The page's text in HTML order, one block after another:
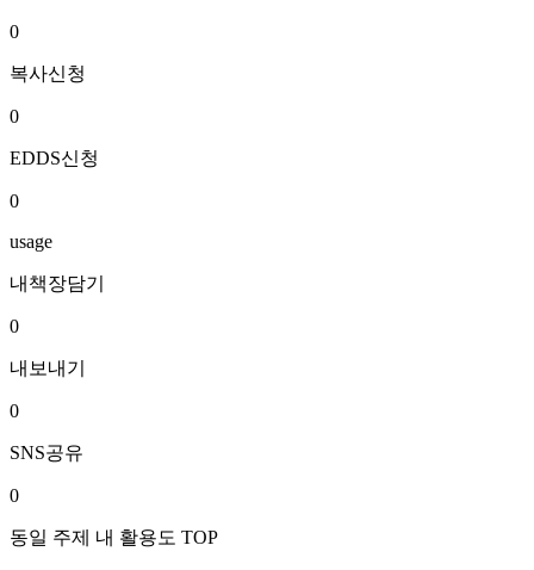
0
복사신청
0
EDDS신청
0
usage
내책장담기
0
내보내기
0
SNS공유
0
동일 주제 내 활용도 TOP